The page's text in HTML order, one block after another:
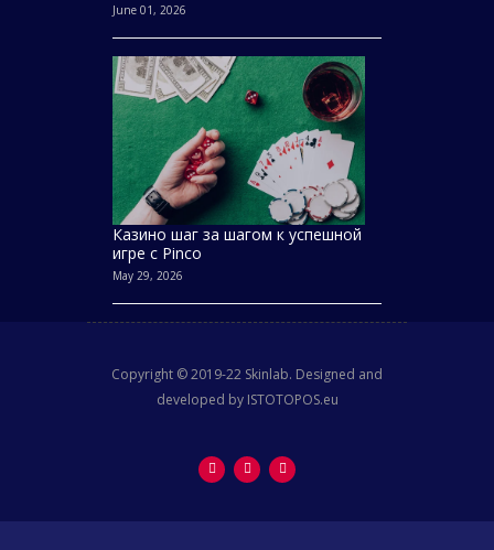
June 01, 2026
Казино шаг за шагом к успешной
игре с Pinco
May 29, 2026
Copyright © 2019-22 Skinlab. Designed and
developed by ISTOTOPOS.eu